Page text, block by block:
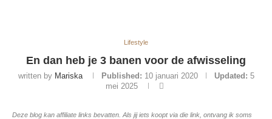
Lifestyle
En dan heb je 3 banen voor de afwisseling
written by Mariska Published: 10 januari 2020 Updated: 5
mei 2025
Deze blog kan affiliate links bevatten. Als jij iets koopt via die link, ontvang ik soms